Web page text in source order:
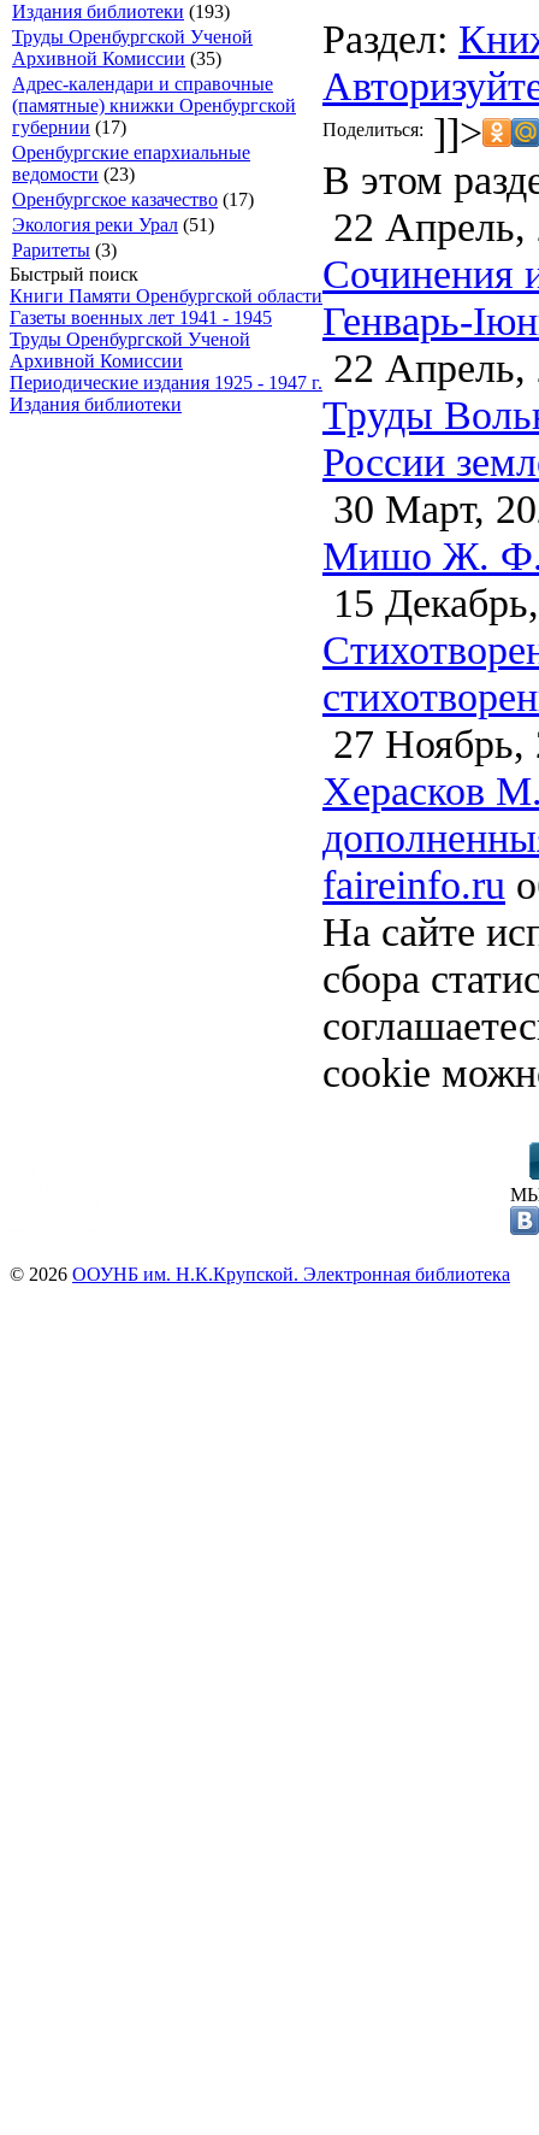
Издания библиотеки (193)
Труды Оренбургской Ученой
Архивной Комиссии (35)
Адрес-календари и справочные
(памятные) книжки Оренбургской
губернии (17)
Оренбургские епархиальные
ведомости (23)
Оренбургское казачество (17)
Экология реки Урал (51)
Раритеты (3)
Быстрый поиск
Книги Памяти Оренбургской области
Газеты военных лет 1941 - 1945
Труды Оренбургской Ученой
Архивной Комиссии
Периодические издания 1925 - 1947 г.
Издания библиотеки
Раздел:
Поделиться: ]]>
В этом
22 Апрель,
Сочинения
Генварь-
22 Апрель,
Труды
России
30 Март,
Мишо Ж. Ф.
15
27 Ноябрь,
Херасков
faireinfo.ru
На сайте
сбора
cookie
© 2026 ООУНБ им. Н.К.Крупской. Электронная библиотека